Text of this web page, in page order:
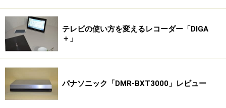
テレビの使い方を変えるレコーダー「DIGA
＋」
パナソニック「DMR-BXT3000」レビュー